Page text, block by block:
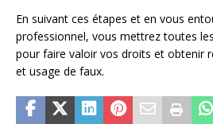
En suivant ces étapes et en vous
professionnel, vous mettrez toutes
pour faire valoir vos droits et obtenir
et usage de faux.